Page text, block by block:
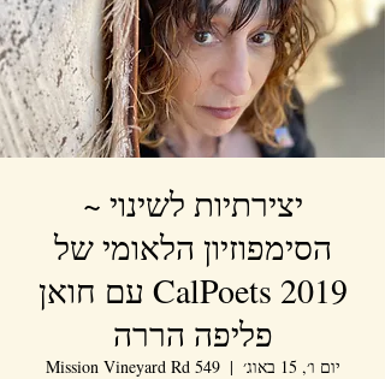
יצירתיות לשינוי ~
הסימפוזיון הלאומי של
CalPoets 2019 עם חואן
פליפה הררה
יום ו׳, 15 באוג׳
  |
549 Mission Vineyard Rd